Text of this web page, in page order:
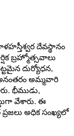
దేవస్థానం
బ్రహ్మోత్సవాలు
దుర్యోధన,
అమ్మవారి
భీముడు,
వేశారు. ఈ
ప్రజలు అధిక సంఖ్యలో